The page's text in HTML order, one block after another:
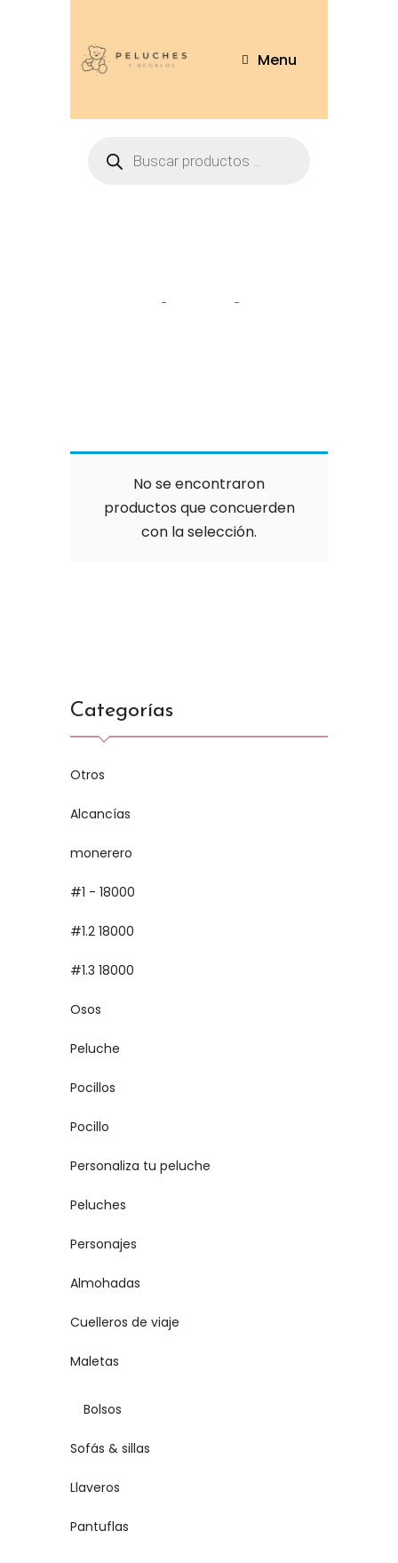
Menu
No se encontraron
productos que concuerden
con la selección.
Categorías
Otros
Alcancías
monerero
#1 - 18000
#1.2 18000
#1.3 18000
Osos
Peluche
Pocillos
Pocillo
Personaliza tu peluche
Peluches
Personajes
Almohadas
Cuelleros de viaje
Maletas
Bolsos
Sofás & sillas
Llaveros
Pantuflas